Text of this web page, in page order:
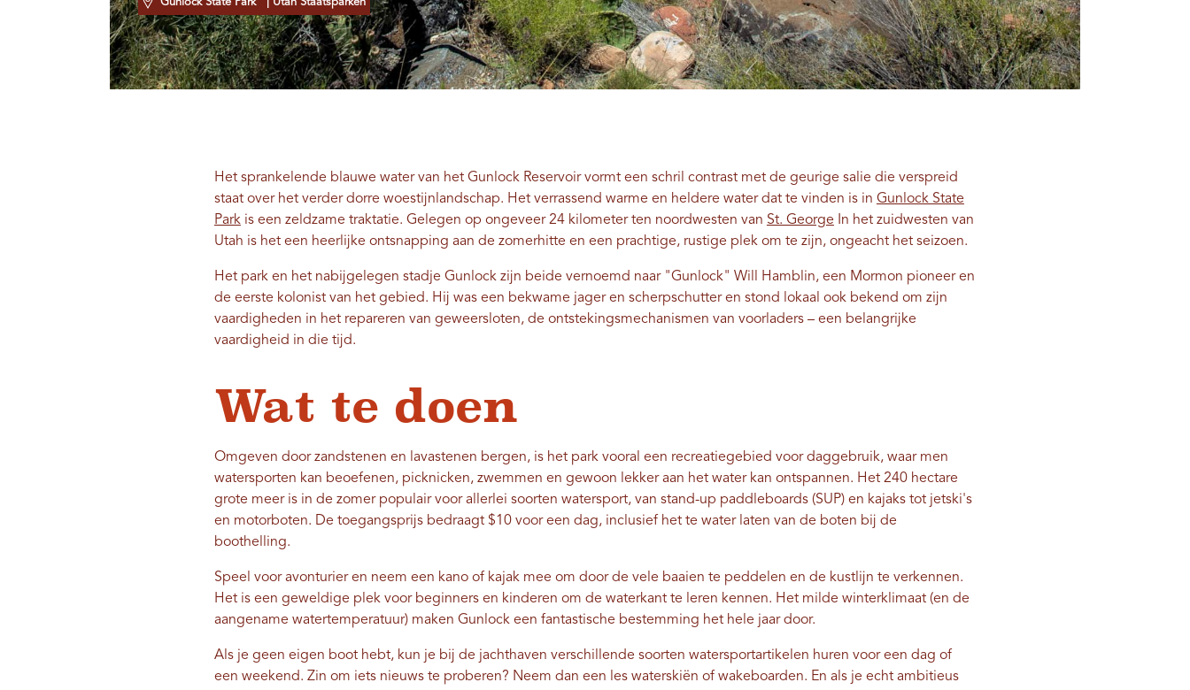
Gunlock State Park | Utah Staatsparken
Het sprankelende blauwe water van het Gunlock Reservoir vormt een schril contrast met de geurige salie die verspreid
staat over het verder dorre woestijnlandschap. Het verrassend warme en heldere water dat te vinden is in Gunlock State
Parkis een zeldzame traktatie. Gelegen op ongeveer 24 kilometer ten noordwesten van St. George In het zuidwesten van
Utah is het een heerlijke ontsnapping aan de zomerhitte en een prachtige, rustige plek om te zijn, ongeacht het seizoen.
Het park en het nabijgelegen stadje Gunlock zijn beide vernoemd naar "Gunlock" Will Hamblin, een Mormon pioneer en
de eerste kolonist van het gebied. Hij was een bekwame jager en scherpschutter en stond lokaal ook bekend om zijn
vaardigheden in het repareren van geweersloten, de ontstekingsmechanismen van voorladers – een belangrijke
vaardigheid in die tijd.
Wat te doen
Omgeven door zandstenen en lavastenen bergen, is het park vooral een recreatiegebied voor daggebruik, waar men
watersporten kan beoefenen, picknicken, zwemmen en gewoon lekker aan het water kan ontspannen. Het 240 hectare
grote meer is in de zomer populair voor allerlei soorten watersport, van stand-up paddleboards (SUP) en kajaks tot jetski's
en motorboten. De toegangsprijs bedraagt ​​$10 voor een dag, inclusief het te water laten van de boten bij de
boothelling.
Speel voor avonturier en neem een ​​kano of kajak mee om door de vele baaien te peddelen en de kustlijn te verkennen.
Het is een geweldige plek voor beginners en kinderen om de waterkant te leren kennen. Het milde winterklimaat (en de
aangename watertemperatuur) maken Gunlock een fantastische bestemming het hele jaar door.
Als je geen eigen boot hebt, kun je bij de jachthaven verschillende soorten watersportartikelen huren voor een dag of
een weekend. Zin om iets nieuws te proberen? Neem dan een les waterskiën of wakeboarden. En als je echt ambitieus